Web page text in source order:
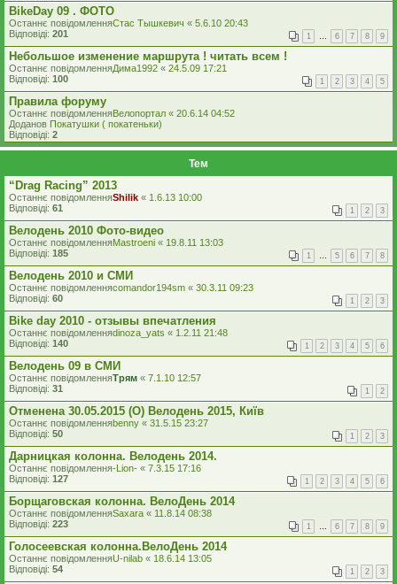
BikeDay 09 . ФОТО
Останнє повідомленняСтас Тышкевич « 5.6.10 20:43
Відповіді: 201 1 … 6 7 8 9
Небольшое изменение маршрута ! читать всем !
Останнє повідомленняДима1992 « 24.5.09 17:21
Відповіді: 100 1 2 3 4 5
Правила форуму
Останнє повідомленняВелопортал « 20.6.14 04:52
Доданов Покатушки ( покатеньки)
Відповіді: 2
Тем
“Drag Racing” 2013
Останнє повідомленняShilik « 1.6.13 10:00
Відповіді: 61 1 2 3
Велодень 2010 Фото-видео
Останнє повідомленняMastroeni « 19.8.11 13:03
Відповіді: 185 1 … 5 6 7 8
Велодень 2010 и СМИ
Останнє повідомленняcomandor194sm « 30.3.11 09:23
Відповіді: 60 1 2 3
Bike day 2010 - отзывы впечатления
Останнє повідомленняdinoza_yats « 1.2.11 21:48
Відповіді: 140 1 2 3 4 5 6
Велодень 09 в СМИ
Останнє повідомленняТрям « 7.1.10 12:57
Відповіді: 31 1 2
Отменена 30.05.2015 (O) Велодень 2015, Київ
Останнє повідомленняbenny « 31.5.15 23:27
Відповіді: 50 1 2 3
Дарницкая колонна. Велодень 2014.
Останнє повідомлення-Lion- « 7.3.15 17:16
Відповіді: 127 1 2 3 4 5 6
Борщаговская колонна. ВелоДень 2014
Останнє повідомленняSaxara « 11.8.14 08:38
Відповіді: 223 1 … 6 7 8 9
Голосеевская колонна.ВелоДень 2014
Останнє повідомленняU-nilab « 18.6.14 13:05
Відповіді: 54 1 2 3